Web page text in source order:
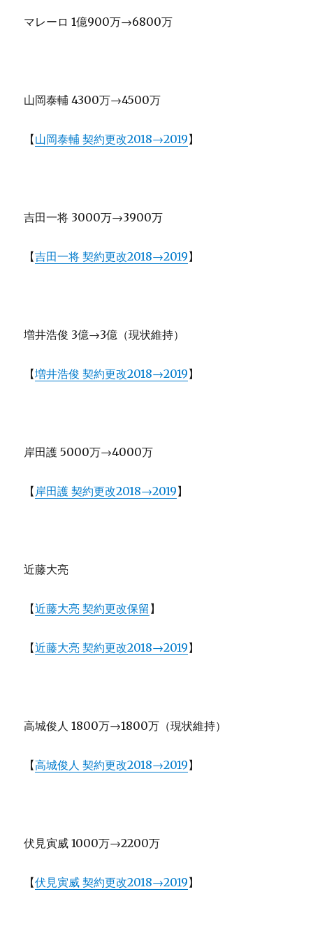
マレーロ 1億900万→6800万
山岡泰輔 4300万→4500万
【山岡泰輔 契約更改2018→2019】
吉田一将 3000万→3900万
【吉田一将 契約更改2018→2019】
増井浩俊 3億→3億（現状維持）
【増井浩俊 契約更改2018→2019】
岸田護 5000万→4000万
【 岸田護 契約更改2018→2019】
近藤大亮
【近藤大亮 契約更改保留 】
【近藤大亮 契約更改2018→2019】
高城俊人 1800万→1800万（現状維持）
【高城俊人 契約更改2018→2019】
伏見寅威 1000万→2200万
【伏見寅威 契約更改2018→2019】